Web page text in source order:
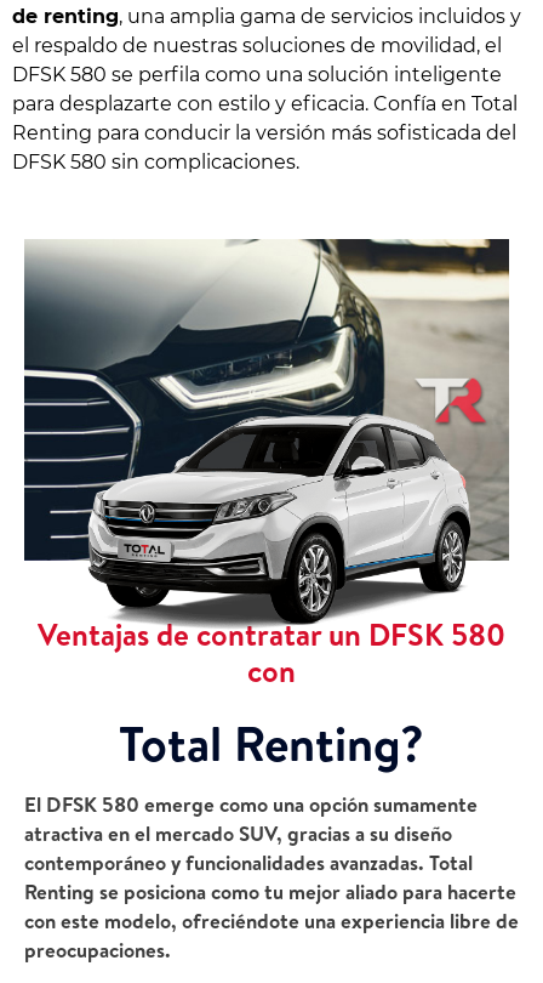
de renting, una amplia gama de servicios incluidos y
el respaldo de nuestras soluciones de movilidad, el
DFSK 580 se perfila como una solución inteligente
para desplazarte con estilo y eficacia. Confía en Total
Renting para conducir la versión más sofisticada del
DFSK 580 sin complicaciones.
Ventajas de contratar un DFSK 580
con
Total Renting?
El DFSK 580 emerge como una opción sumamente
atractiva en el mercado SUV, gracias a su diseño
contemporáneo y funcionalidades avanzadas. Total
Renting se posiciona como tu mejor aliado para hacerte
con este modelo, ofreciéndote una experiencia libre de
preocupaciones.